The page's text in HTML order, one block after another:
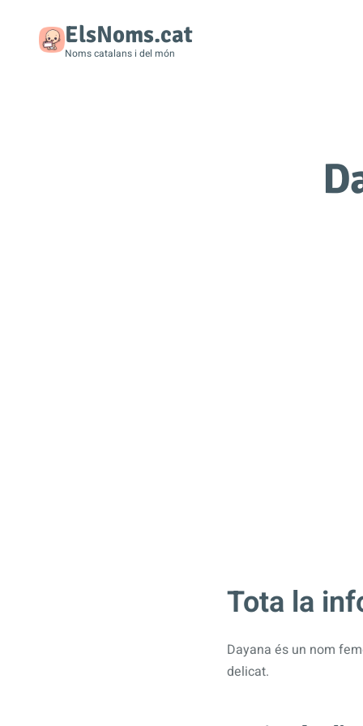
ElsNoms.cat
Noms catalans i del món
Tota la
Dayana és un nom
delicat.